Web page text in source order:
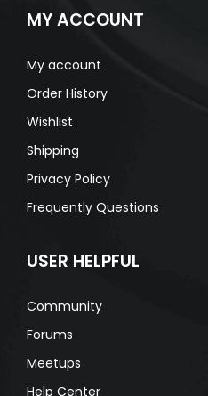
MY ACCOUNT
My account
Order History
Wishlist
Shipping
Privacy Policy
Frequently Questions
USER HELPFUL
Community
Forums
Meetups
Help Center